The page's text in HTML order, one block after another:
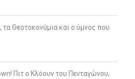
Θεοτοκονύμια και ο ύμνος που
Πιτ ο Κλόουν του Πενταγώνου,